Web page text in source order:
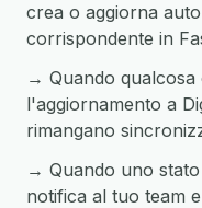
crea o aggiorna
corrispondente in
→ Quando qualcosa
l'aggiornamento a
rimangano
→ Quando uno
notifica al tuo team